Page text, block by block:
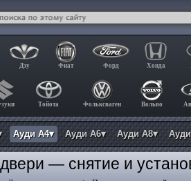
Дэу Фиат Форд Хонда
Тойота Фольксваген Вольво
Ауди А4▾ Ауди А6▾ Ауди А8▾
— снятие и